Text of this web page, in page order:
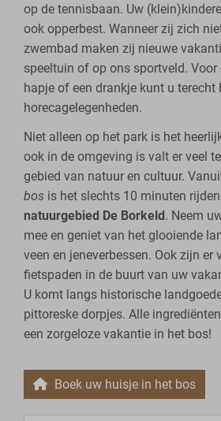
op de tennisbaan. Uw
ook opperbest. Wanneer zij zich
zwembad maken zij nieuwe
speeltuin of op ons sportveld. Voor
hapje of een drankje kunt u terecht
horecagelegenheden.
Niet alleen op het park is het
ook in de omgeving is valt er veel
gebied van natuur en cultuur.
bos is het slechts 10 minuten
natuurgebied De Borkeld . Neem
mee en geniet van het glooiende
veen en jeneverbessen. Ook zijn er
fietspaden in de buurt van uw
U komt langs historische
pittoreske dorpjes. Alle
een zorgeloze vakantie in het bos!
Boek uw huisje in het bos